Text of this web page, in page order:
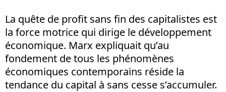
La quête de profit sans fin des capitalistes est
la force motrice qui dirige le développement
économique. Marx expliquait qu’au
fondement de tous les phénomènes
économiques contemporains réside la
tendance du capital à sans cesse s’accumuler.